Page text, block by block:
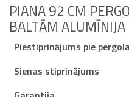
PIANA 92 CM
BALTĀM
Piestiprinājums pie
Sienas stiprinājums